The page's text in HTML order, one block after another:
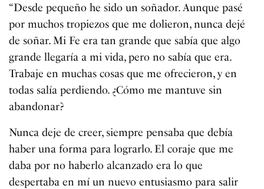
“Desde pequeño he sido un soñador. Aunque pasé
por muchos tropiezos que me dolieron, nunca dejé
de soñar. Mi Fe era tan grande que sabía que algo
grande llegaría a mi vida, pero no sabía que era.
Trabaje en muchas cosas que me ofrecieron, y en
todas salía perdiendo. ¿Cómo me mantuve sin
abandonar?
Nunca deje de creer, siempre pensaba que debía
haber una forma para lograrlo. El coraje que me
daba por no haberlo alcanzado era lo que
despertaba en mí un nuevo entusiasmo para salir